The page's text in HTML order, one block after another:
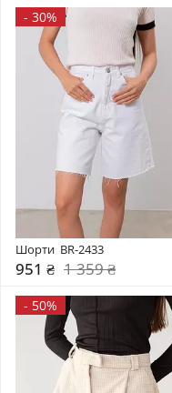
- 30%
Шорти  BR-2433
951 ₴ 1 359 ₴
- 50%